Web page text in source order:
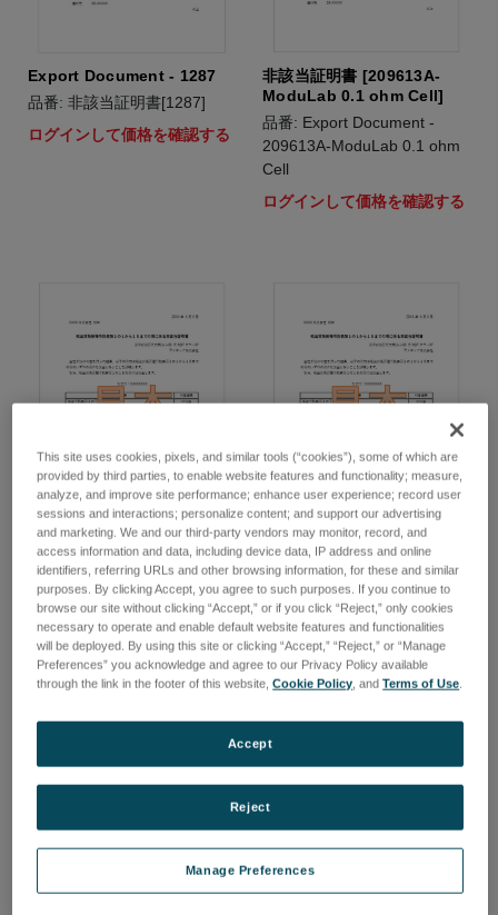
Export Document - 1287
品番: 非該当証明書[1287]
ログインして価格を確認する
非該当証明書 [209613A-
ModuLab 0.1 ohm Cell]
品番: Export Document -
209613A-ModuLab 0.1 ohm
Cell
ログインして価格を確認する
非該当証明書 [12961A-
12961]
品番: Export Document -
12961A-12961
ログインして価格を確認する
非該当証明書 [Modulab-
XM-2100A-CHAS08]
品番: Export Document -
Modulab-XM-2100A-CHAS08
ログインして価格を確認する
This site uses cookies, pixels, and similar tools (“cookies”), some of which are
provided by third parties, to enable website features and functionality; measure,
analyze, and improve site performance; enhance user experience; record user
sessions and interactions; personalize content; and support our advertising
and marketing. We and our third-party vendors may monitor, record, and
access information and data, including device data, IP address and online
identifiers, referring URLs and other browsing information, for these and similar
purposes. By clicking Accept, you agree to such purposes. If you continue to
browse our site without clicking “Accept,” or if you click “Reject,” only cookies
necessary to operate and enable default website features and functionalities
will be deployed. By using this site or clicking “Accept,” “Reject,” or “Manage
Preferences” you acknowledge and agree to our Privacy Policy available
through the link in the footer of this website,Cookie Policy, andTerms of Use.
Manage Preferences
Reject
Accept